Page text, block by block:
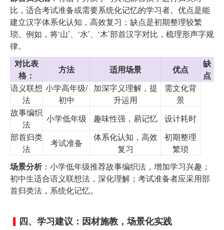
比，适合考试准备或需要系统化记忆的学习者。优点是能
建立汉字体系化认知，高效复习；缺点是初期整理较繁
琐。例如，将‘山’、‘水’、‘木’部首汉字对比，梳理形声字规
律。
对比表
格 ：
方法 适用场景 优点
缺
点
语义联想
法
小学高年级/
初中
加深字义理解，提
升运用
需文化背
景
故事编织
法
小学低年级 趣味性强，易记忆
设计耗时
部首归类
法
考试准备
体系化认知，高效
复习
初期整理
繁琐
场景分析：小学低年级推荐故事编织法，增加学习兴趣；
初中生适合语义联想法，深化理解；考试准备者应采用部
首归类法，系统化记忆。
四、学习建议：因材施教，场景化实践